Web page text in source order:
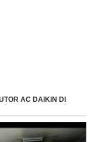
AC DAIKIN DI